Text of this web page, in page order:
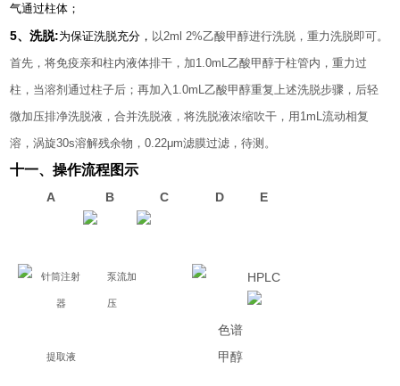
气通过柱体；
5、洗脱:为保证洗脱充分， 以2ml 2%乙酸甲醇进行洗脱，重力洗脱即可。
首先，将免疫亲和柱内液体排干，加1.0mL乙酸甲醇于柱管内，重力过
柱，当溶剂通过柱子后；再加入 1.0mL乙酸甲醇重复上述洗脱步骤，后轻
微加压排净洗脱液，合并洗脱液，将洗脱液浓缩吹干，用 1mL流动相复
溶，涡旋30s溶解残余物，0.22μm滤膜过滤，待测。
十一、操作流程图示
A B C D E
针筒注射
器
提取液
泵流加
压
色谱
甲醇
HPLC